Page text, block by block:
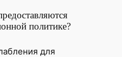
политике?
для